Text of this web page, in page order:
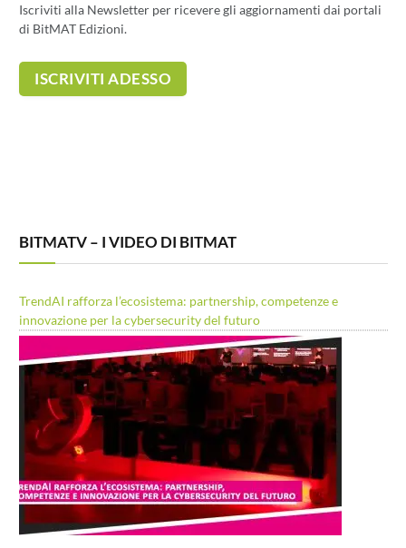
Iscriviti alla Newsletter per ricevere gli aggiornamenti dai portali
di BitMAT Edizioni.
BITMATV – I VIDEO DI BITMAT
TrendAI rafforza l’ecosistema: partnership, competenze e
innovazione per la cybersecurity del futuro